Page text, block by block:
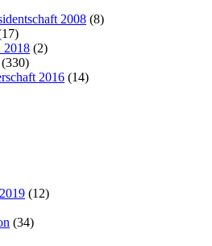
2008 (8)
2018 (2)
(330)
2016 (14)
(12)
(34)